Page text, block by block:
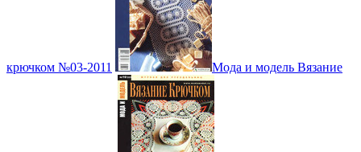
крючком №03-2011 Мода и модель Вязание